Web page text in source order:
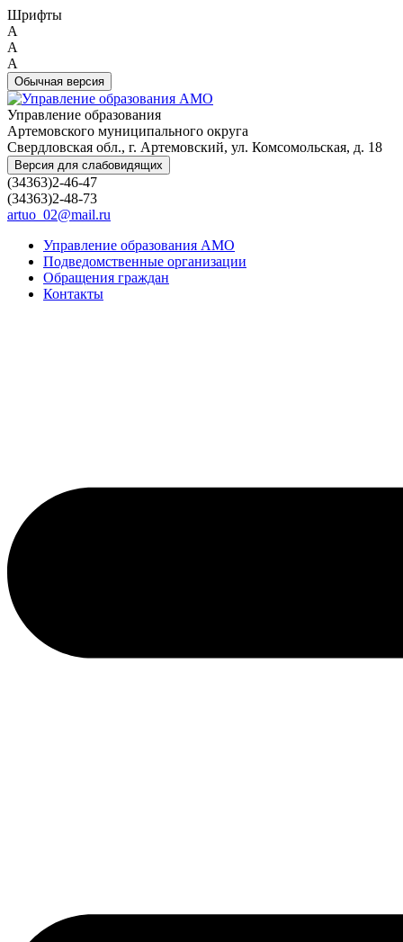
Шрифты
A
A
A
Обычная версия
Управление образования
Артемовского муниципального округа
Свердловская обл., г. Артемовский, ул. Комсомольская, д. 18
Версия для слабовидящих
(34363)2-46-47
(34363)2-48-73
artuo_02@mail.ru
Управление образования АМО
Подведомственные организации
Обращения граждан
Контакты